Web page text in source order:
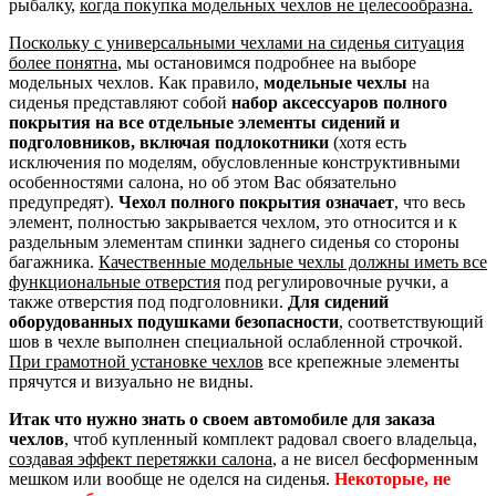
рыбалку, когда покупка модельных чехлов не целесообразна.
Поскольку с универсальными чехлами на сиденья ситуация
более понятна, мы остановимся подробнее на выборе
модельных чехлов. Как правило, модельные чехлы на
сиденья представляют собой набор аксессуаров полного
покрытия на все отдельные элементы сидений и
подголовников, включая подлокотники (хотя есть
исключения по моделям, обусловленные конструктивными
особенностями салона, но об этом Вас обязательно
предупредят). Чехол полного покрытия означает, что весь
элемент, полностью закрывается чехлом, это относится и к
раздельным элементам спинки заднего сиденья со стороны
багажника. Качественные модельные чехлы должны иметь все
функциональные отверстия под регулировочные ручки, а
также отверстия под подголовники. Для сидений
оборудованных подушками безопасности, соответствующий
шов в чехле выполнен специальной ослабленной строчкой.
При грамотной установке чехлов все крепежные элементы
прячутся и визуально не видны.
Итак что нужно знать о своем автомобиле для заказа
чехлов, чтоб купленный комплект радовал своего владельца,
создавая эффект перетяжки салона, а не висел бесформенным
мешком или вообще не оделся на сиденья. Некоторые, не